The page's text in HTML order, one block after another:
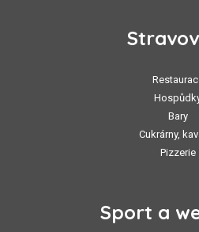
Bary
Cukrárny,
Pizzerie
Sport a